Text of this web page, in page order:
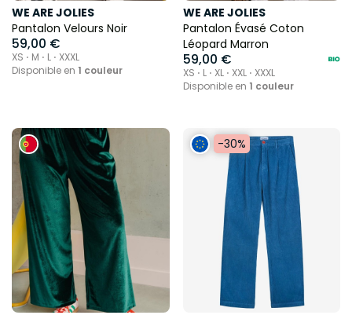
WE ARE JOLIES
Pantalon Velours Noir
59,00 €
XS ⋅ M ⋅ L ⋅ XXXL
Disponible en 1 couleur
WE ARE JOLIES
Pantalon Évasé Coton
Léopard Marron
59,00 €
XS ⋅ L ⋅ XL ⋅ XXL ⋅ XXXL
Disponible en 1 couleur
-30%